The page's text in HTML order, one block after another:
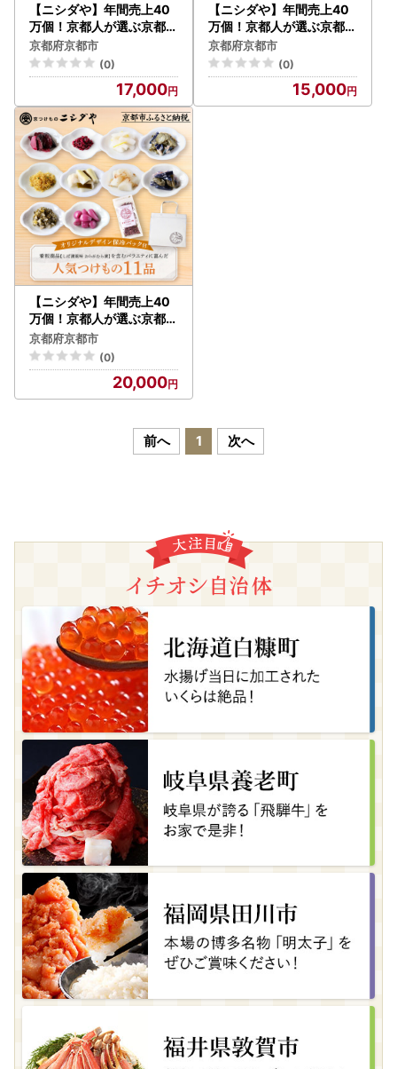
【ニシダや】年間売上40
万個！京都人が選ぶ京都土
産第3位の【おらがむら漬
】が入ったセットG ギフト
包装
京都府京都市
(0)
17,000
【ニシダや】年間売上40
万個！京都人が選ぶ京都土
産第3位の【おらがむら漬
】が入ったセットF ギフト
包装
京都府京都市
(0)
15,000
【ニシダや】年間売上40
万個！京都人が選ぶ京都土
産第3位の【おらがむら漬
】が入ったお漬物バラエテ
ィ11品(オリジナルデザイ
ン保冷バック付)
京都府京都市
(0)
20,000
前へ 1 次へ